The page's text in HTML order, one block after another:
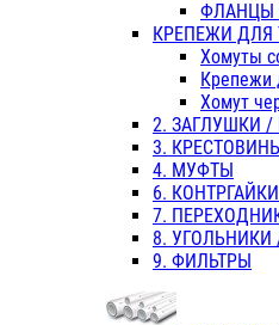
ФЛАНЦЫ
КРЕПЕЖИ ДЛЯ
Хомуты
Крепежи
Хомут
2. ЗАГЛУШКИ /
3.
4. МУФТЫ
6.
7.
8.
9. ФИЛЬТРЫ